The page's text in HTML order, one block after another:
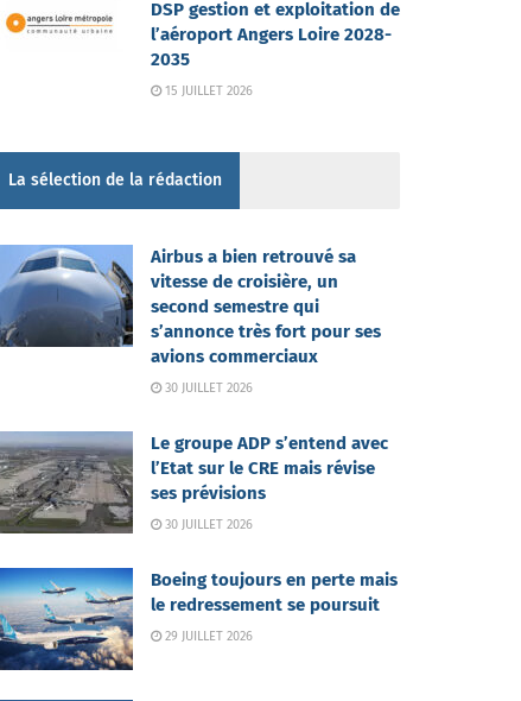
DSP gestion et exploitation de
l’aéroport Angers Loire 2028-
2035
15 JUILLET 2026
La sélection de la rédaction
Airbus a bien retrouvé sa
vitesse de croisière, un
second semestre qui
s’annonce très fort pour ses
avions commerciaux
30 JUILLET 2026
Le groupe ADP s’entend avec
l’Etat sur le CRE mais révise
ses prévisions
30 JUILLET 2026
Boeing toujours en perte mais
le redressement se poursuit
29 JUILLET 2026